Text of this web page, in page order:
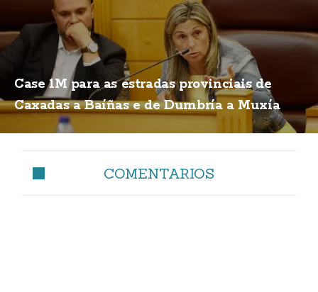
Case 1M para as estradas provinciais de
Caxadas a Baíñas e de Dumbría a Muxía
COMENTARIOS